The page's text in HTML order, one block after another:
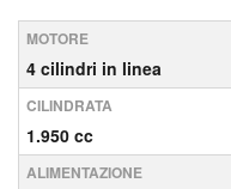
MOTORE
4 cilindri in linea
CILINDRATA
1.950 cc
ALIMENTAZIONE